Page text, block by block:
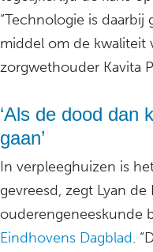
“Technologie is
middel om de kwaliteit
zorgwethouder Kavita
‘Als de dood dan
gaan’
In verpleeghuizen is
gevreesd, zegt Lyan de
ouderengeneeskunde
Eindhovens Dagblad.